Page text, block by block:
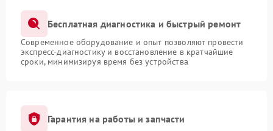
Бесплатная диагностика и быстрый ремонт
Современное оборудование и опыт позволяют провести
экспресс-диагностику и восстановление в кратчайшие
сроки, минимизируя время без устройства
Гарантия на работы и запчасти